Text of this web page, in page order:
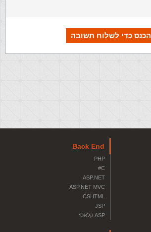
הכנס כדי לשלוח תשובה
Back End
PHP
C#
ASP.NET
ASP.NET MVC
CSHTML
JSP
ASP קלאסי